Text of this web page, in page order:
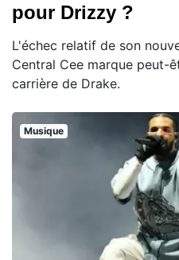
pour Drizzy ?
L'échec relatif de son
Central Cee marque peut-
carrière de Drake.
Musique